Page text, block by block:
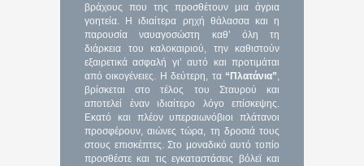
βράχους που της προσθέτουν μια άγρια
γοητεία. Η ιδιαίτερα ρηχή θάλασσα και η
παρουσία ναυαγοσώστη καθ’ όλη τη
διάρκεια του καλοκαιριού, την καθιστούν
εξαιρετικά ασφαλή γι’ αυτό και προτιμάται
από οικογένειες. Η δεύτερη, τα “Πλατάνια”,
βρίσκεται στο τέλος του Σταυρού και
αποτελεί έναν ιδιαίτερο λόγο επίσκεψης.
Εκατό και πλέον υπεραιωνόβιοι πλάτανοι
προσφέρουν, αιώνες τώρα, τη δροσιά τους
στους επισκέπτες. Στο μοναδικό αυτό τοπίο
προσθέστε και τις εγκαταστάσεις βόλεϊ και